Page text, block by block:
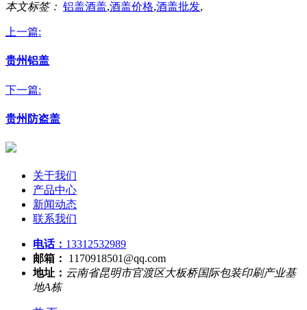
本文标签： 铝盖酒盖,酒盖价格,酒盖批发,
上一篇:
贵州铝盖
下一篇:
贵州防盗盖
关于我们
产品中心
新闻动态
联系我们
电话： 13312532989
邮箱：
1170918501@qq.com
地址： 云南省昆明市官渡区大板桥国际包装印刷产业基
地A栋